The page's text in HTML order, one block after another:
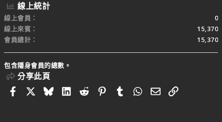
線上統計
線上會員
0
線上來賓
15,370
會員總計
15,370
包含隱身會員的總數。
分享此頁
FacebookBlueskyLinkedIn
RedditPinterestTumblrWhatsApp
電子郵件
連結